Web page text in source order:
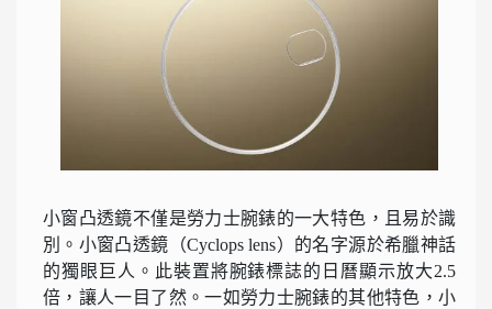
小窗凸透鏡不僅是勞力士腕錶的一大特色，且易於識
別。小窗凸透鏡（Cyclops lens）的名字源於希臘神話
的獨眼巨人。此裝置將腕錶標誌的日曆顯示放大2.5
倍，讓人一目了然。一如勞力士腕錶的其他特色，小